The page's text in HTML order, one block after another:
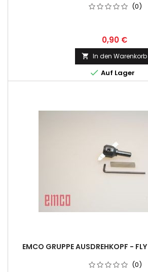
(0)
0,90 €
 In den Warenkorb
 Auf Lager
EMCO GRUPPE AUSDREHKOPF -
(0)